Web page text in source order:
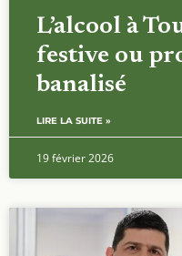
L’alcool à
festive ou
banalisé
LIRE LA SUITE »
19 février 2026